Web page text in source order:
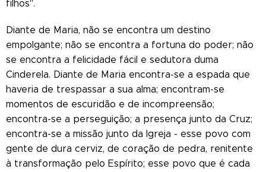
filhos".
Diante de Maria, não se encontra um destino
empolgante; não se encontra a fortuna do poder; não
se encontra a felicidade fácil e sedutora duma
Cinderela. Diante de Maria encontra-se a espada que
haveria de trespassar a sua alma; encontram-se
momentos de escuridão e de incompreensão;
encontra-se a perseguição; a presença junto da Cruz;
encontra-se a missão junto da Igreja - esse povo com
gente de dura cerviz, de coração de pedra, renitente
à transformação pelo Espírito; esse povo que é cada